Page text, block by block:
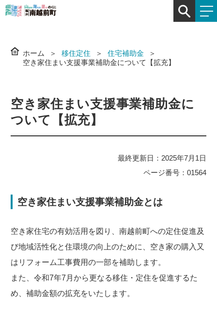
ホーム 移住定住
住宅補助金
空き家住まい支援事業補助金について【拡充】
空き家住まい支援事業補助金に
ついて【拡充】
最終更新日：2025年7月1日
ページ番号：01564
空き家住まい支援事業補助金とは
空き家住宅の有効活用を図り、南越前町への定住促進及
び地域活性化と住環境の向上のために、空き家の購入又
はリフォーム工事費用の一部を補助します。
また、令和7年7月から更なる移住・定住を促進するた
め、補助金額の拡充をいたします。